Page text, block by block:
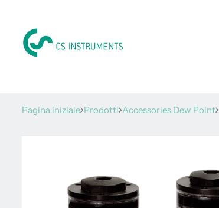
Pagina iniziale Prodotti Accessories Dew Point